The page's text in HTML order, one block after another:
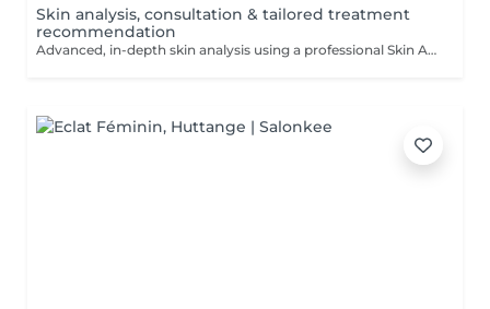
Skin analysis, consultation & tailored treatment
recommendation
Advanced, in-depth skin analysis using a professional Skin Analyzer, followed by a personalised consultation and tailored treatment recommendations.